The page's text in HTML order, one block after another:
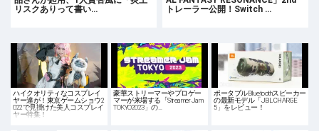
リスクありって書い…
トレーラー公開！Switch …
ハイクオリティなコスプレイ
ヤー達が！東京ゲームショウ2
022で見掛けた美人コスプレイ
ヤー特集！
豪華ストリーマーやプロゲー
マーが来場する「Streamer Jam
TOKYO2023」の…
ポータブルBluetoothスピーカー
の最新モデル「JBL CHARGE
5」をレビュー！